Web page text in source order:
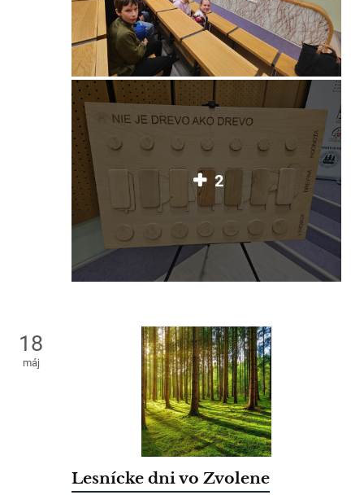
2
18
máj
Lesnícke dni vo Zvolene